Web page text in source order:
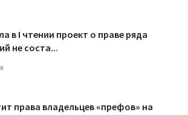
в I чтении проект о праве ряда
не соста...
права владельцев «префов» на